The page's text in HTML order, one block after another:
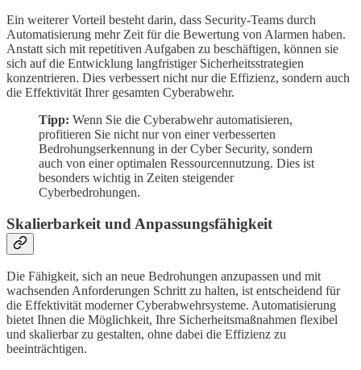
Ein weiterer Vorteil besteht darin, dass Security-Teams durch
Automatisierung mehr Zeit für die Bewertung von Alarmen haben.
Anstatt sich mit repetitiven Aufgaben zu beschäftigen, können sie
sich auf die Entwicklung langfristiger Sicherheitsstrategien
konzentrieren. Dies verbessert nicht nur die Effizienz, sondern auch
die Effektivität Ihrer gesamten Cyberabwehr.
Tipp: Wenn Sie die Cyberabwehr automatisieren,
profitieren Sie nicht nur von einer verbesserten
Bedrohungserkennung in der Cyber Security, sondern
auch von einer optimalen Ressourcennutzung. Dies ist
besonders wichtig in Zeiten steigender
Cyberbedrohungen.
Skalierbarkeit und Anpassungsfähigkeit
Die Fähigkeit, sich an neue Bedrohungen anzupassen und mit
wachsenden Anforderungen Schritt zu halten, ist entscheidend für
die Effektivität moderner Cyberabwehrsysteme. Automatisierung
bietet Ihnen die Möglichkeit, Ihre Sicherheitsmaßnahmen flexibel
und skalierbar zu gestalten, ohne dabei die Effizienz zu
beeinträchtigen.